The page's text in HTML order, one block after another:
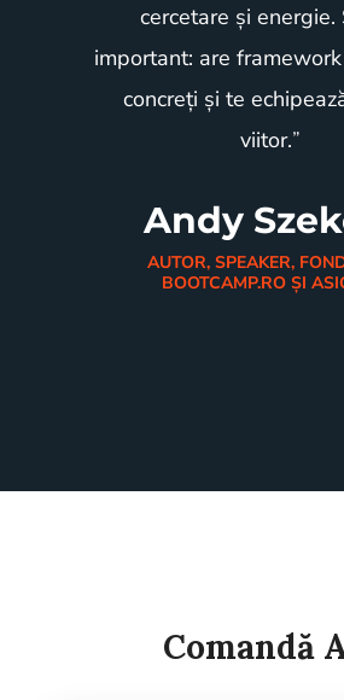
cercetare și energie.
important: are
concreți și te
viitor.”
Andy
AUTOR, SPEAKER,
BOOTCAMP.RO ȘI
Comandă